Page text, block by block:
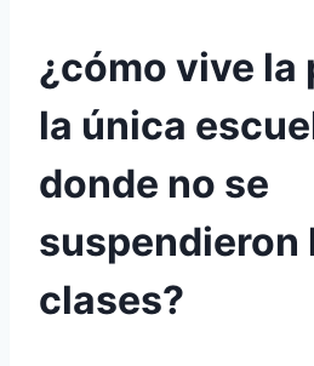
¿cómo vive la
la única
donde no se
suspendieron
clases?